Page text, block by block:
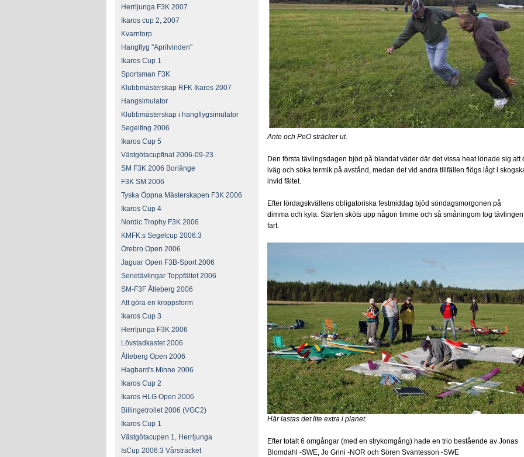
Herrljunga F3K 2007
Ikaros cup 2, 2007
Kvarntorp
Hangflyg "Aprilvinden"
Ikaros Cup 1
Sportsman F3K
Klubbmästerskap RFK Ikaros 2007
Hangsimulator
Klubbmästerskap i hangflygsimulator
Segelting 2006
Ikaros Cup 5
Västgötacupfinal 2006-09-23
SM F3K 2006 Borlänge
F3K SM 2006
Tyska Öppna Mästerskapen F3K 2006
Ikaros Cup 4
Nordic Trophy F3K 2006
KMFK:s Segelcup 2006:3
Örebro Open 2006
Jaguar Open F3B-Sport 2006
Serietävlingar Toppfältet 2006
SM-F3F Ålleberg 2006
Att göra en kroppsform
Ikaros Cup 3
Herrljunga F3K 2006
Lövstadkastet 2006
Ålleberg Open 2006
Hagbard's Minne 2006
Ikaros Cup 2
Ikaros HLG Open 2006
Billingetrollet 2006 (VGC2)
Ikaros Cup 1
Västgötacupen 1, Herrljunga
IsCup 2006:3 Vårsträcket
Ante och PeO sträcker ut.
Den första tävlingsdagen bjöd på blandat väder där det vissa heat lönade sig att
iväg och söka termik på avstånd, medan det vid andra tillfällen flögs lågt i
invid fältet.
Efter lördagskvällens obligatoriska festmiddag bjöd söndagsmorgonen på
dimma och kyla. Starten sköts upp någon timme och så småningom tog
fart.
Här lastas det lite extra i planet.
Efter totalt 6 omgångar (med en strykomgång) hade en trio bestående av Jonas
Blomdahl -SWE, Jo Grini -NOR och Sören Svantesson -SWE